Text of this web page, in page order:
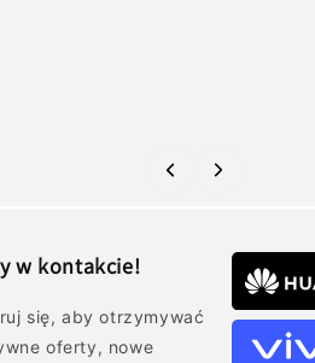
w kontakcie!
się, aby otrzymywać
oferty, nowe